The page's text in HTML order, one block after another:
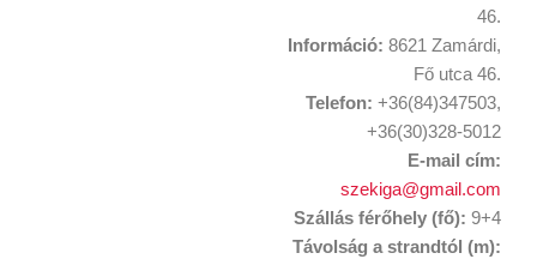
46.
Információ: 8621 Zamárdi,
Fő utca 46.
Telefon: +36(84)347503,
+36(30)328-5012
E-mail cím:
szekiga@gmail.com
Szállás férőhely (fő): 9+4
Távolság a strandtól (m):